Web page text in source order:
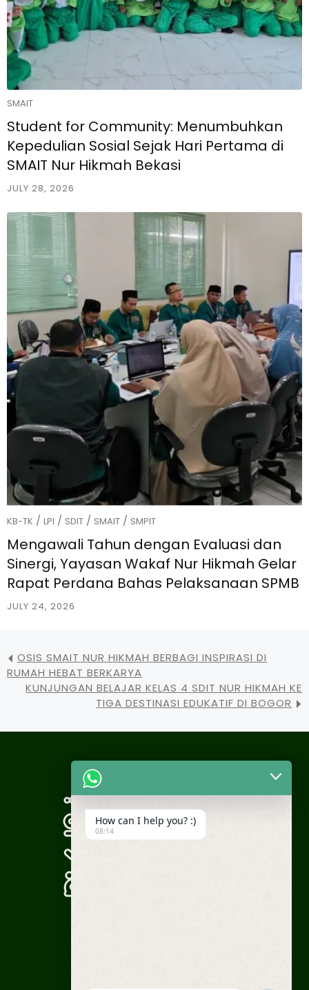
SMAIT
Student for Community: Menumbuhkan
Kepedulian Sosial Sejak Hari Pertama di
SMAIT Nur Hikmah Bekasi
JULY 28, 2026
KB-TK / LPI / SDIT / SMAIT / SMPIT
Mengawali Tahun dengan Evaluasi dan
Sinergi, Yayasan Wakaf Nur Hikmah Gelar
Rapat Perdana Bahas Pelaksanaan SPMB
JULY 24, 2026
OSIS SMAIT NUR HIKMAH BERBAGI INSPIRASI DI
RUMAH HEBAT BERKARYA
KUNJUNGAN BELAJAR KELAS 4 SDIT NUR HIKMAH KE
TIGA DESTINASI EDUKATIF DI BOGOR
How can I help you? :)
08:14